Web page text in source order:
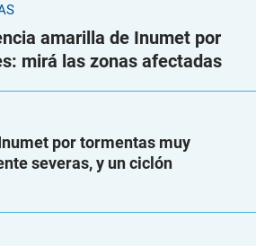
amarilla de Inumet por
mirá las zonas afectadas
por tormentas muy
severas, y un ciclón